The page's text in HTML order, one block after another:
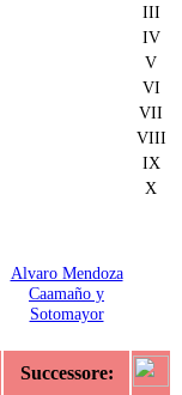
III
IV
V
VI
VII
VIII
IX
X
Alvaro Mendoza
Caamaño y
Sotomayor
Successore: